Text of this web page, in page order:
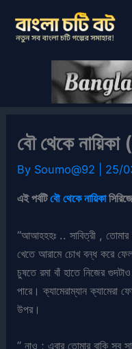
content
বৌ থেকে নায়িকা
By Soumo@92 25/
এই পর্বটিবৌ থেকে নায়িকা
“আআহহহঃ .. সাবিত্রী ,
খেতে আরামে চোখ বন্ধ করে
চুষতে রমা বাঁ হাতে নিজের
পারে। ক্যামেরাম্যান ক্যামেরা
উপর।
” নাও ; এবার তোমার বাকি সব